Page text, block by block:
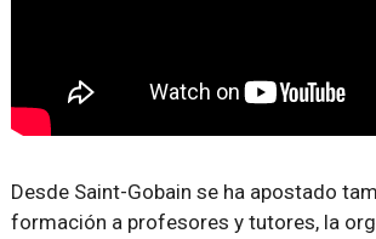
Desde Saint-Gobain se ha apostado
formación a profesores y tutores, la